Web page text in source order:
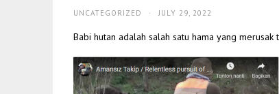
UNCATEGORIZED · JULY 29, 2022
Babi hutan adalah salah satu hama yang